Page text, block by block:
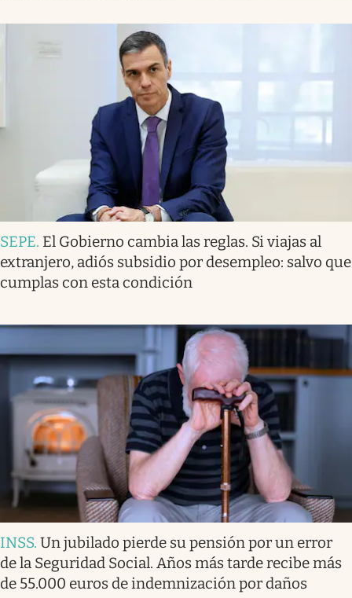
SEPE. El Gobierno cambia las reglas. Si viajas al
extranjero, adiós subsidio por desempleo: salvo que
cumplas con esta condición
INSS. Un jubilado pierde su pensión por un error
de la Seguridad Social. Años más tarde recibe más
de 55.000 euros de indemnización por daños